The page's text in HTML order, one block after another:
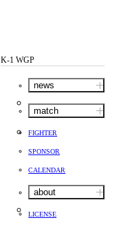
K-1 WGP
news
match
FIGHTER
SPONSOR
CALENDAR
about
LICENSE